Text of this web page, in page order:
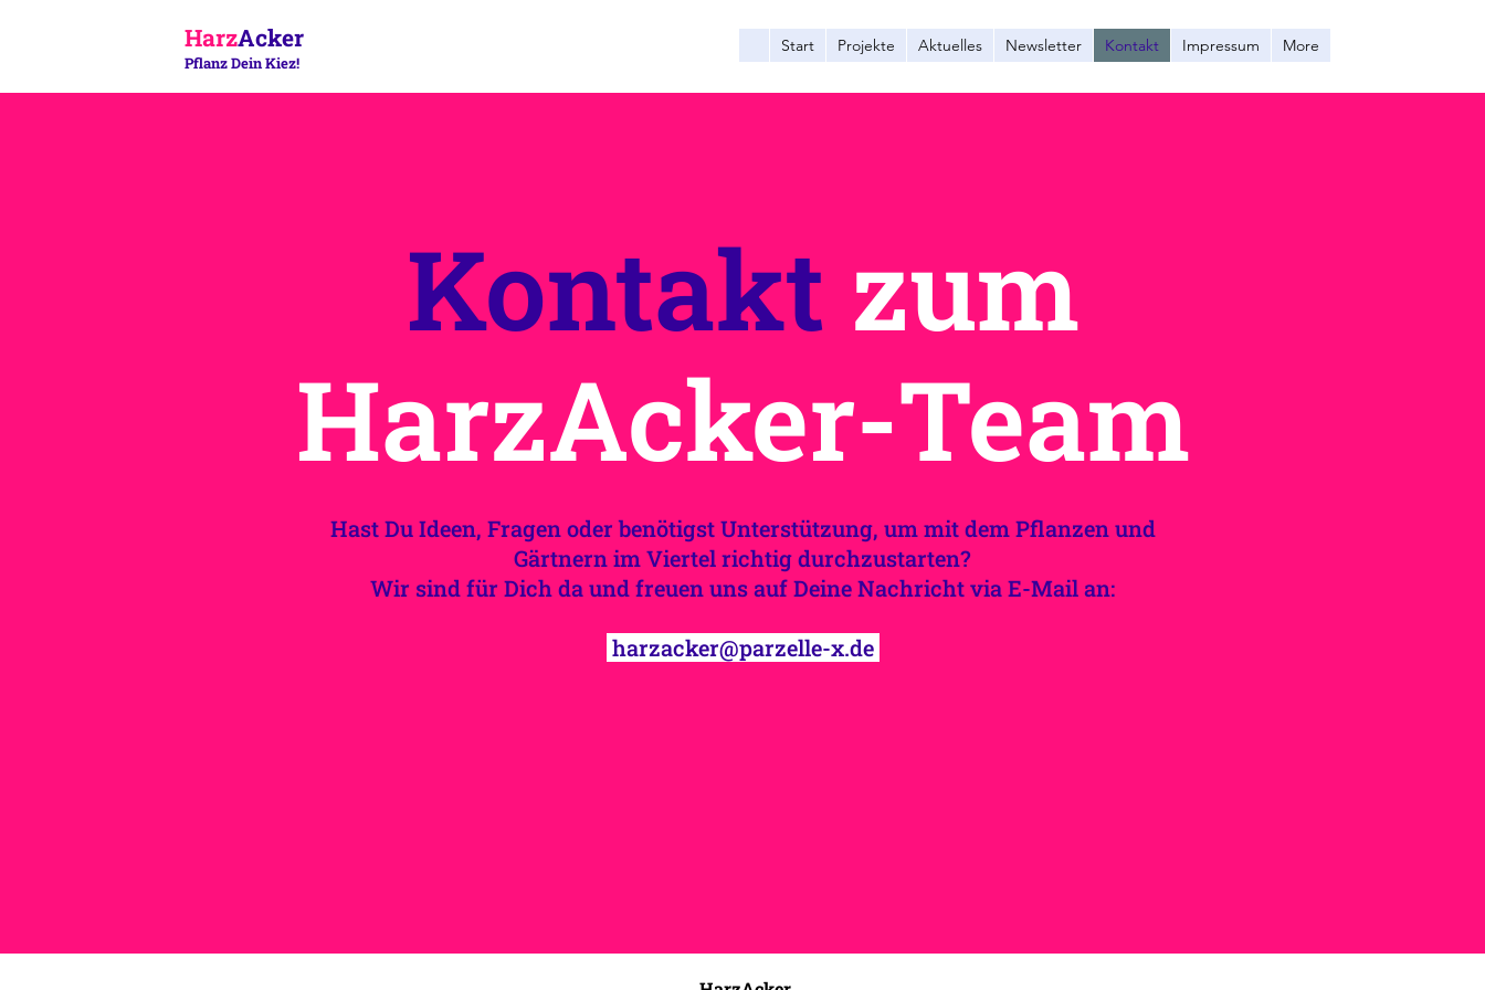
Pflanz Dein Kiez!
HarzAcker Start Projekte Aktuelles Newsletter Kontakt Impressum More
Kontakt zum
HarzAcker-Team
Hast Du Ideen, Fragen oder benötigst Unterstützung, um mit dem Pflanzen und
Gärtnern im Viertel richtig durchzustarten?
Wir sind für Dich da und freuen uns auf Deine Nachricht via E-Mail an:
harzacker@parzelle-x.de